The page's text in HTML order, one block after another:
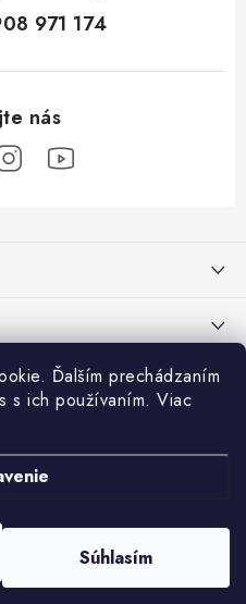
Ďalším prechádzaním
s ich používaním. Viac
Súhlasím
971 174
Shoptet
. Všetky práva vyhradené.